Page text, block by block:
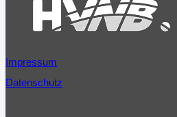
Impressum
Datenschutz